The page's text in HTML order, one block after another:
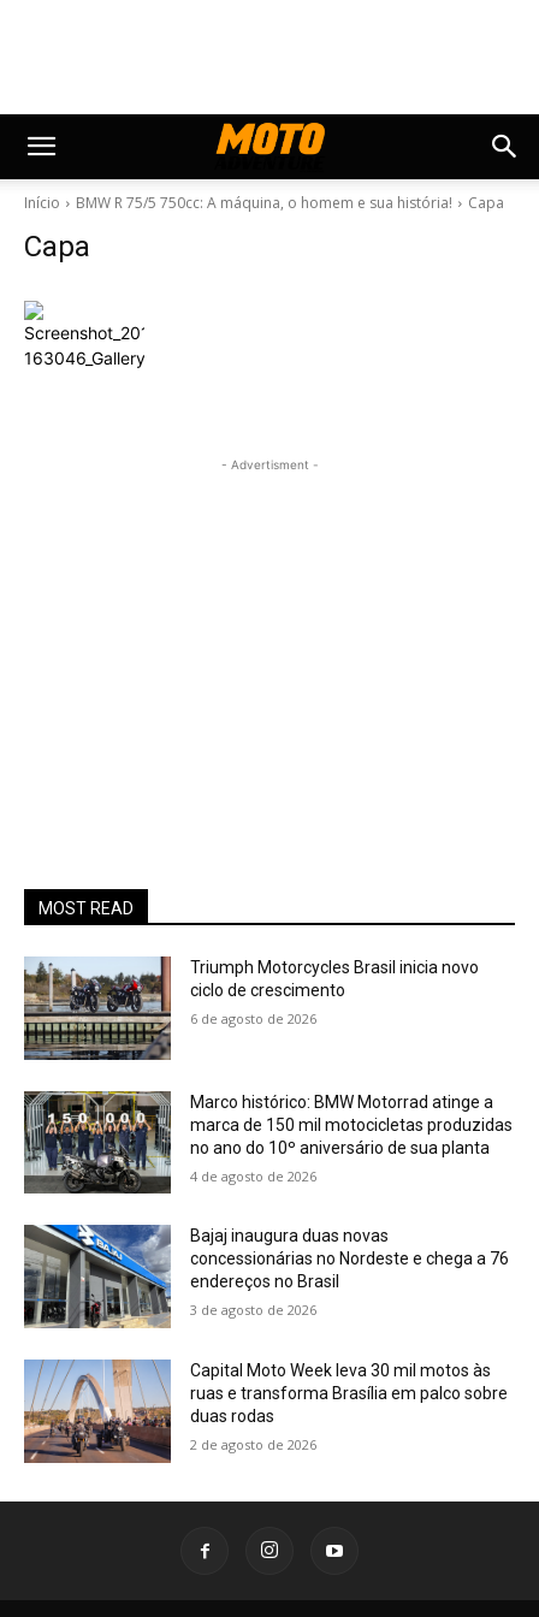
Início BMW R 75/5 750cc: A máquina, o homem e sua história! Capa
Capa
- Advertisment -
MOST READ
Triumph Motorcycles Brasil inicia novo
ciclo de crescimento
6 de agosto de 2026
Marco histórico: BMW Motorrad atinge a
marca de 150 mil motocicletas produzidas
no ano do 10º aniversário de sua planta
4 de agosto de 2026
Bajaj inaugura duas novas
concessionárias no Nordeste e chega a 76
endereços no Brasil
3 de agosto de 2026
Capital Moto Week leva 30 mil motos às
ruas e transforma Brasília em palco sobre
duas rodas
2 de agosto de 2026